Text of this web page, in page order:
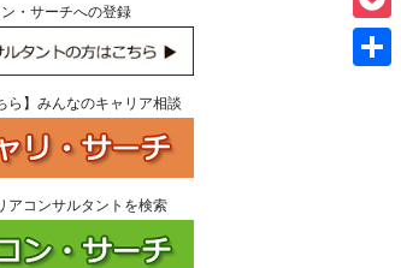
・サーチへの登録
ら】みんなのキャリア相談
アコンサルタントを検索